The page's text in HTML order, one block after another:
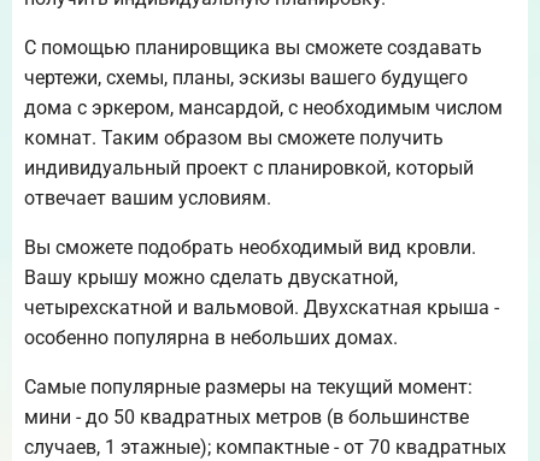
С помощью планировщика вы сможете создавать
чертежи, схемы, планы, эскизы вашего будущего
дома с эркером, мансардой, с необходимым числом
комнат. Таким образом вы сможете получить
индивидуальный проект с планировкой, который
отвечает вашим условиям.
Вы сможете подобрать необходимый вид кровли.
Вашу крышу можно сделать двускатной,
четырехскатной и вальмовой. Двухскатная крыша -
особенно популярна в небольших домах.
Самые популярные размеры на текущий момент:
мини - до 50 квадратных метров (в большинстве
случаев, 1 этажные); компактные - от 70 квадратных